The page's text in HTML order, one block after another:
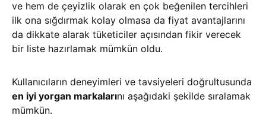
ve hem de çeyizlik olarak en çok beğenilen tercihleri
ilk ona sığdırmak kolay olmasa da fiyat avantajlarını
da dikkate alarak tüketiciler açısından fikir verecek
bir liste hazırlamak mümkün oldu.
Kullanıcıların deneyimleri ve tavsiyeleri doğrultusunda
en iyi yorgan markalarını aşağıdaki şekilde sıralamak
mümkün.